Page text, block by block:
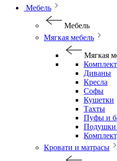
Мебель
Мебель
Мягкая мебель
Мягкая
Диваны
Кресла
Софы
Кушетки
Тахты
Пуфы и
Подушки
Кровати и матрасы